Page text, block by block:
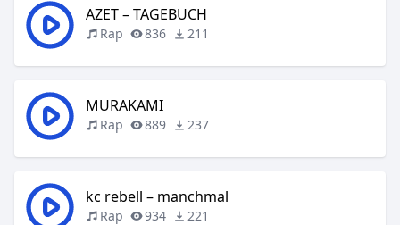
AZET – TAGEBUCH
Rap 836 211
MURAKAMI
Rap 889 237
kc rebell – manchmal
Rap 934 221